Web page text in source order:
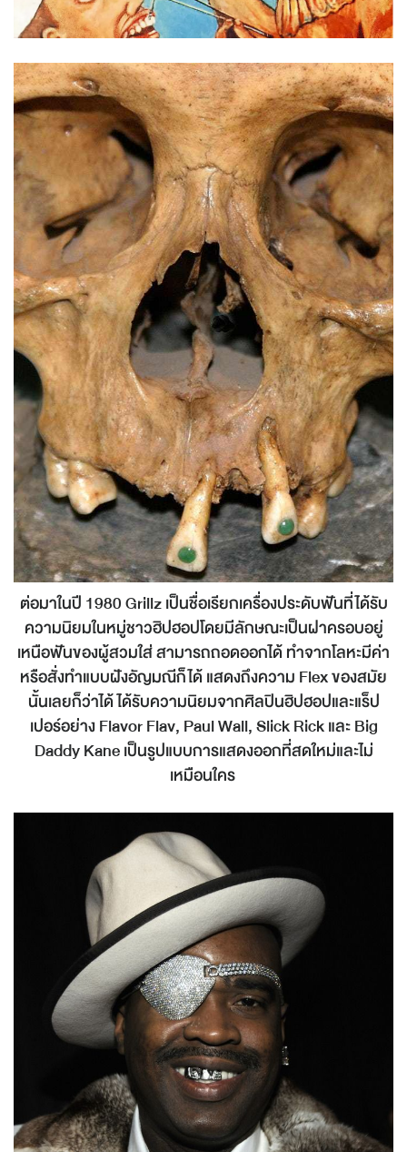
ต่อมาในปี 1980 Grillz เป็นชื่อเรียกเครื่องประดับฟันที่ได้รับ
ความนิยมในหมู่ชาวฮิปฮอปโดยมีลักษณะเป็นฝาครอบอยู่
เหนือฟันของผู้สวมใส่ สามารถถอดออกได้ ทำจากโลหะมีค่า
หรือสั่งทำแบบฝังอัญมณีก็ได้ แสดงถึงความ Flex ของสมัย
นั้นเลยก็ว่าได้ ได้รับความนิยมจากศิลปินฮิปฮอปและแร็ป
เปอร์อย่าง Flavor Flav, Paul Wall, Slick Rick และ Big
Daddy Kane เป็นรูปแบบการแสดงออกที่สดใหม่และไม่
เหมือนใคร